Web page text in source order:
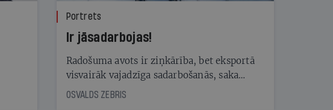
Portrets
Ir jāsadarbojas!
Radošuma avots ir ziņkārība, bet eksportā
visvairāk vajadzīga sadarbošanās, saka
Andris Rubīns, kurš reklāmas nozarē strādā
OSVALDS ZEBRIS